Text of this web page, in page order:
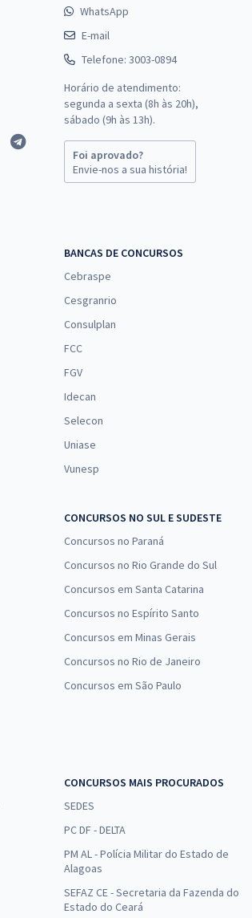
WhatsApp
E-mail
Telefone: 3003-0894
Horário de atendimento:
segunda a sexta (8h às 20h),
sábado (9h às 13h).
Foi aprovado?
Envie-nos a sua história!
BANCAS DE CONCURSOS
Cebraspe
Cesgranrio
Consulplan
FCC
FGV
Idecan
Selecon
Uniase
Vunesp
CONCURSOS NO SUL E SUDESTE
Concursos no Paraná
Concursos no Rio Grande do Sul
Concursos em Santa Catarina
Concursos no Espírito Santo
Concursos em Minas Gerais
Concursos no Rio de Janeiro
Concursos em São Paulo
CONCURSOS MAIS PROCURADOS
SEDES
PC DF - DELTA
PM AL - Polícia Militar do Estado de
Alagoas
SEFAZ CE - Secretaria da Fazenda do
Estado do Ceará